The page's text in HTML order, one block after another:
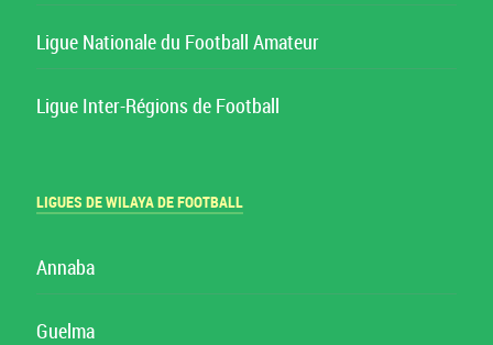
Ligue Nationale du Football Amateur
Ligue Inter-Régions de Football
LIGUES DE WILAYA DE FOOTBALL
Annaba
Guelma